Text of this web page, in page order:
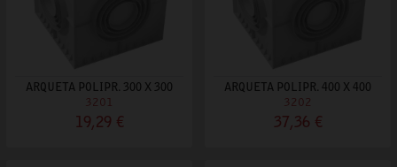
ARQUETA POLIPR. 300 X 300
3201
19,29 €
ARQUETA POLIPR. 400 X 400
3202
37,36 €